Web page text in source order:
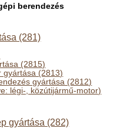
berendezés
(281)
(2815)
gyártása (2813)
gyártása (2812)
légi-, közútijármű-motor)
gyártása (282)